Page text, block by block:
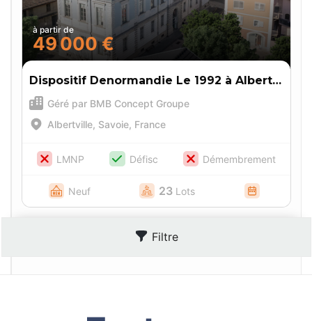
à partir de
49 000 €
Dispositif Denormandie Le 1992 à Albertville (73)
Géré par BMB Concept Groupe
Albertville, Savoie, France
LMNP Défisc Démembrement
Neuf 23 Lots
Filtre